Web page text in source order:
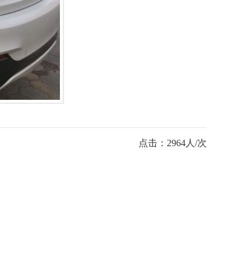
点击：2964人/次